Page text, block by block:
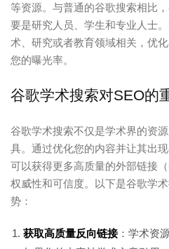
等资源。与普通的谷歌搜索相比
要是研究人员、学生和专业人士
术、研究或者教育领域相关，优
您的曝光率。
谷歌学术搜索对SEO的
谷歌学术搜索不仅是学术界的资
具。通过优化您的内容并让其出
可以获得更多高质量的外部链接
权威性和可信度。以下是谷歌学
势：
获取高质量反向链接：学术资